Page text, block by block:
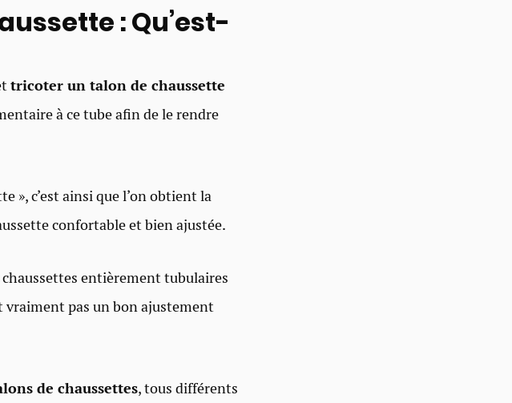
: Qu’est-
tricoter un talon de chaussette
à ce tube afin de le rendre
», c’est ainsi que l’on obtient la
confortable et bien ajustée.
entièrement tubulaires
vraiment pas un bon ajustement
de chaussettes, tous différents